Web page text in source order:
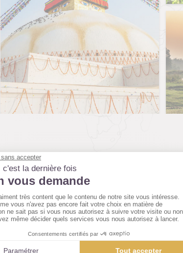
LE PROGRAMME JOUR PAR JOUR